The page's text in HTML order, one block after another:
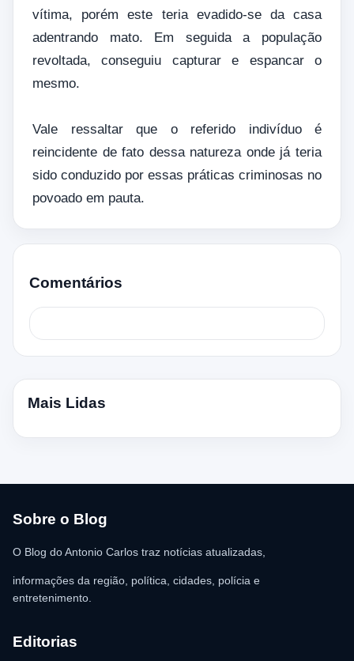
vítima, porém este teria evadido-se da casa
adentrando mato. Em seguida a população
revoltada, conseguiu capturar e espancar o
mesmo.
Vale ressaltar que o referido indivíduo é
reincidente de fato dessa natureza onde já teria
sido conduzido por essas práticas criminosas no
povoado em pauta.
Comentários
Mais Lidas
Sobre o Blog
O Blog do Antonio Carlos traz notícias atualizadas,
informações da região, política, cidades, polícia e
entretenimento.
Editorias